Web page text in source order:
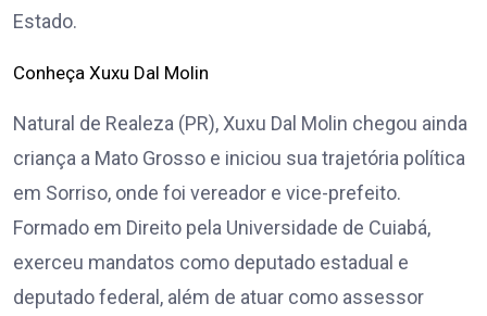
Estado.
Conheça Xuxu Dal Molin
Natural de Realeza (PR), Xuxu Dal Molin chegou ainda
criança a Mato Grosso e iniciou sua trajetória política
em Sorriso, onde foi vereador e vice-prefeito.
Formado em Direito pela Universidade de Cuiabá,
exerceu mandatos como deputado estadual e
deputado federal, além de atuar como assessor